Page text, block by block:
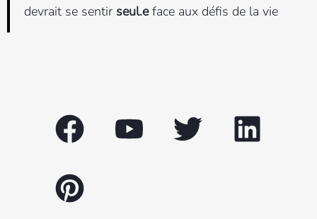
devrait se sentir seul.eface aux défis de la vie